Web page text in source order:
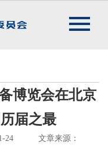
博览会在北京
届之最
24 文章来源：